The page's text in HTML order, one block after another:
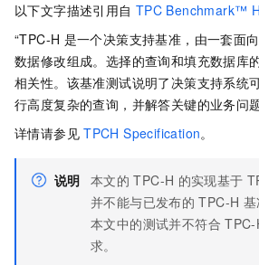
以下文字描述引用自 TPC Benchmark™
“TPC-H 是一个决策支持基准，由一套面
数据修改组成。选择的查询和填充数据库
相关性。该基准测试说明了决策支持系统
行高度复杂的查询，并解答关键的业务问
详情请参见 TPCH Specification。
说明 本文的 TPC-H 的实现基于
并不能与已发布的 TPC-H
本文中的测试并不符合 TPC-
求。